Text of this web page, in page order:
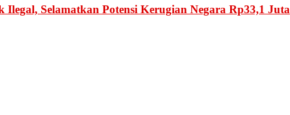
Selamatkan Potensi Kerugian Negara Rp33,1 Juta